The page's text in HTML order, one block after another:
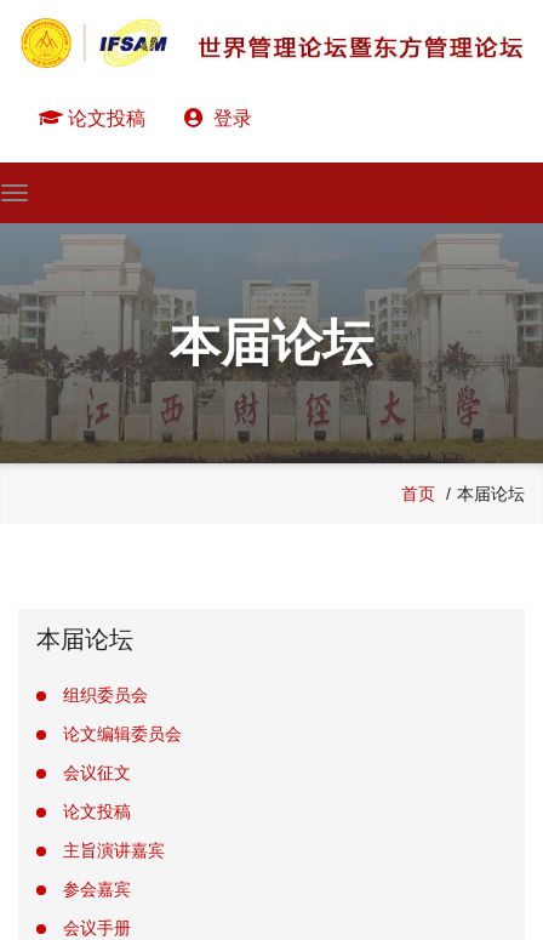
论文投稿 登录
本届论坛
首页 本届论坛
本届论坛
组织委员会
论文编辑委员会
会议征文
论文投稿
主旨演讲嘉宾
参会嘉宾
会议手册